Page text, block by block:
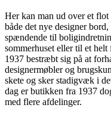
Her kan man ud over et flot
både det nye designer
spændende til
sommerhuset eller til et
1937 bestræbt sig på at
designermøbler og
skete og sker stadigvæk i
dag er butikken fra 1937
med flere afdelinger.